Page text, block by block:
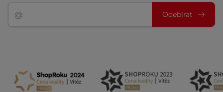
Odebírat